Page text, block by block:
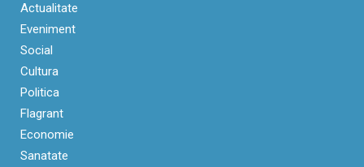
Actualitate
Eveniment
Social
Cultura
Politica
Flagrant
Economie
Sanatate